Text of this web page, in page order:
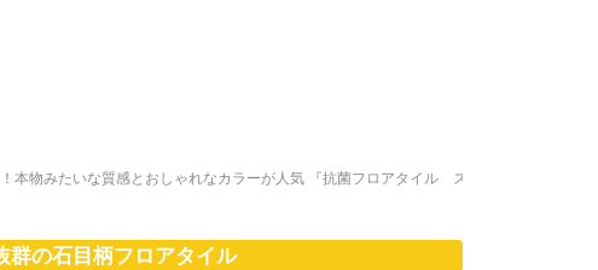
本物みたいな質感とおしゃれなカラーが人気 『抗菌フロアタイル ス
群の石目柄フロアタイル